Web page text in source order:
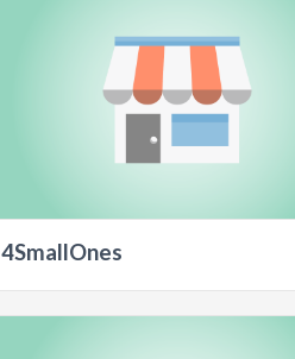
4SmallOnes